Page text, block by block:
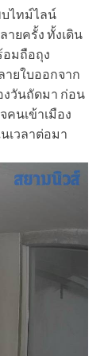
ไทม์ไลน์
ยครั้ง ทั้งเดิน
อมถือถุง
ายใบออกจาก
งวันถัดมา ก่อน
นเข้าเมือง
เวลาต่อมา